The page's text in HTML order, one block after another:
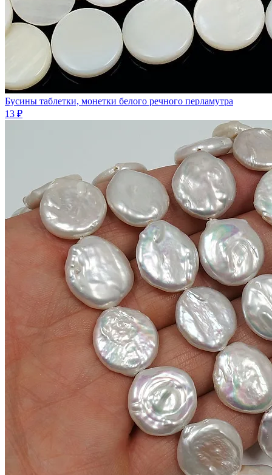
Бусины таблетки, монетки белого речного перламутра
13 ₽